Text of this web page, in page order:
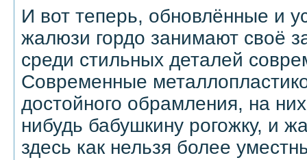
И вот теперь, обновлённые и
жалюзи гордо занимают своё
среди стильных деталей
Современные
достойного обрамления, на
нибудь бабушкину рогожку, и
здесь как нельзя более